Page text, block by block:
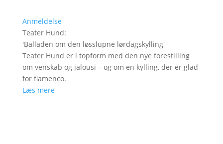
Anmeldelse
Teater Hund:
'Balladen om den løsslupne lørdagskylling'
Teater Hund er i topform med den nye forestilling
om venskab og jalousi – og om en kylling, der er glad
for flamenco.
Læs mere